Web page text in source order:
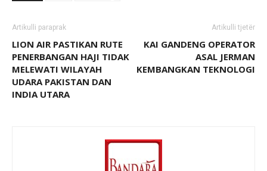
Artikulli paraprak
LION AIR PASTIKAN RUTE
PENERBANGAN HAJI TIDAK
MELEWATI WILAYAH
UDARA PAKISTAN DAN
INDIA UTARA
Artikulli tjetër
KAI GANDENG OPERATOR
ASAL JERMAN
KEMBANGKAN TEKNOLOGI